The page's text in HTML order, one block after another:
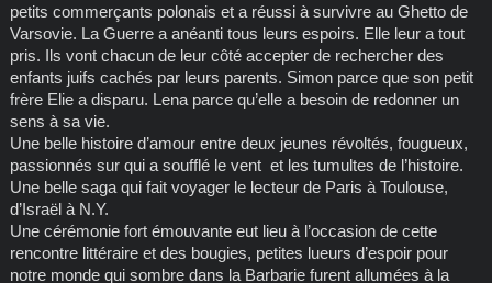
petits commerçants polonais et a réussi à survivre au Ghetto de
Varsovie. La Guerre a anéanti tous leurs espoirs. Elle leur a tout
pris. Ils vont chacun de leur côté accepter de rechercher des
enfants juifs cachés par leurs parents. Simon parce que son petit
frère Elie a disparu. Lena parce qu’elle a besoin de redonner un
sens à sa vie.
Une belle histoire d’amour entre deux jeunes révoltés, fougueux,
passionnés sur qui a soufflé le vent et les tumultes de l’histoire.
Une belle saga qui fait voyager le lecteur de Paris à Toulouse,
d’Israël à N.Y.
Une cérémonie fort émouvante eut lieu à l’occasion de cette
rencontre littéraire et des bougies, petites lueurs d’espoir pour
notre monde qui sombre dans la Barbarie furent allumées à la